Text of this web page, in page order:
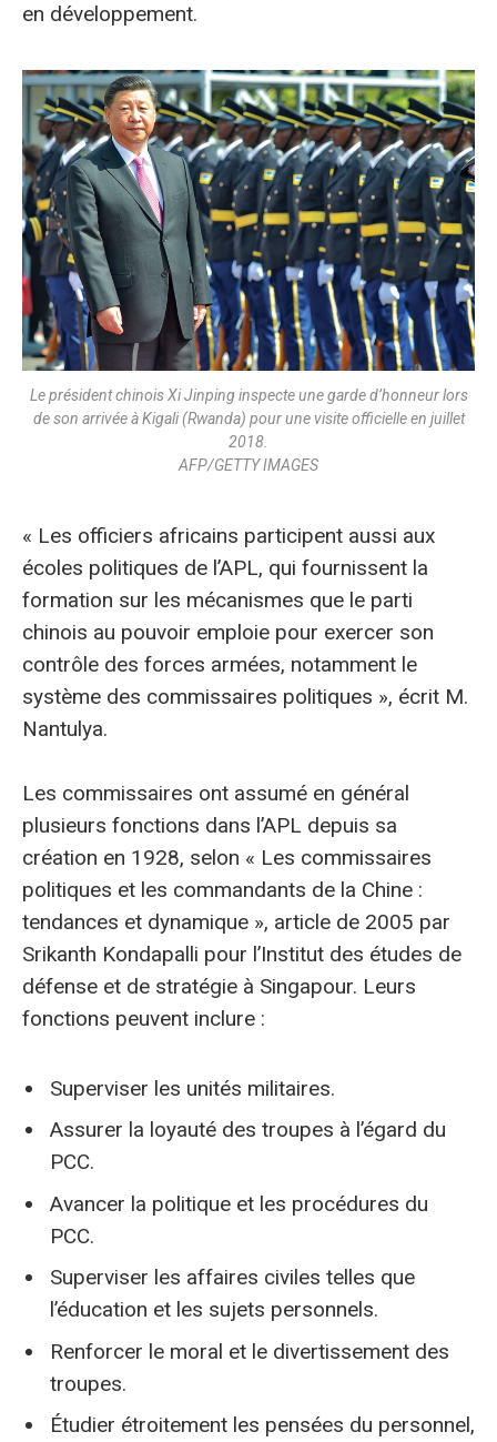
en développement.
Le président chinois Xi Jinping inspecte une garde d’honneur lors
de son arrivée à Kigali (Rwanda) pour une visite officielle en juillet
2018.
AFP/GETTY IMAGES
« Les officiers africains participent aussi aux
écoles politiques de l’APL, qui fournissent la
formation sur les mécanismes que le parti
chinois au pouvoir emploie pour exercer son
contrôle des forces armées, notamment le
système des commissaires politiques », écrit M.
Nantulya.
Les commissaires ont assumé en général
plusieurs fonctions dans l’APL depuis sa
création en 1928, selon « Les commissaires
politiques et les commandants de la Chine :
tendances et dynamique », article de 2005 par
Srikanth Kondapalli pour l’Institut des études de
défense et de stratégie à Singapour. Leurs
fonctions peuvent inclure :
Superviser les unités militaires.
Assurer la loyauté des troupes à l’égard du
PCC.
Avancer la politique et les procédures du
PCC.
Superviser les affaires civiles telles que
l’éducation et les sujets personnels.
Renforcer le moral et le divertissement des
troupes.
Étudier étroitement les pensées du personnel,